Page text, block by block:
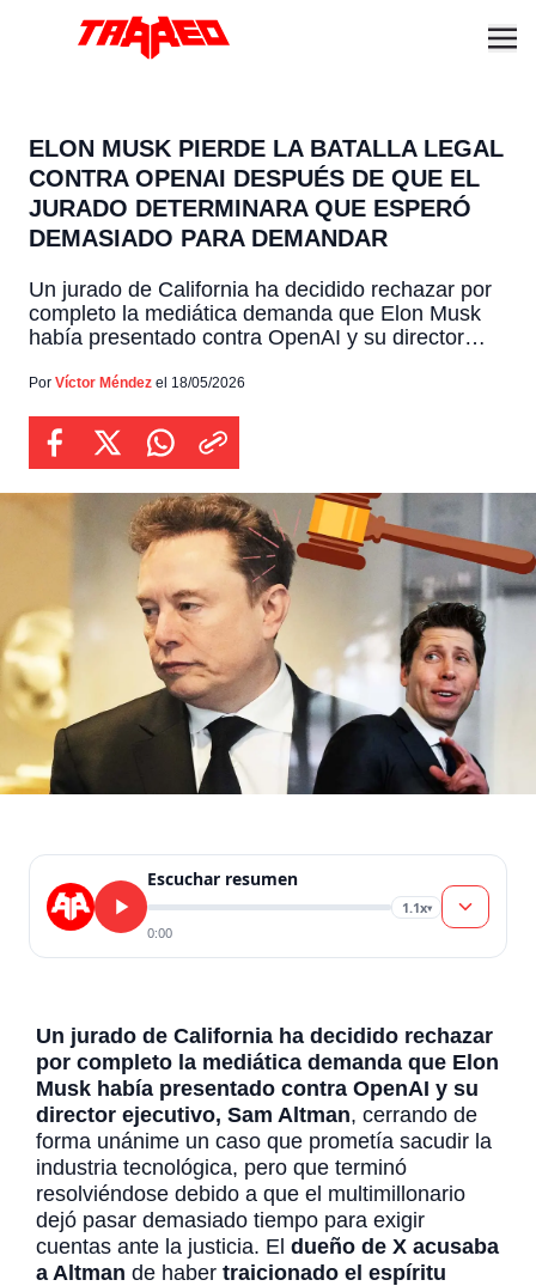
ELON MUSK PIERDE LA BATALLA LEGAL
CONTRA OPENAI DESPUÉS DE QUE EL
JURADO DETERMINARA QUE ESPERÓ
DEMASIADO PARA DEMANDAR
Un jurado de California ha decidido rechazar por
completo la mediática demanda que Elon Musk
había presentado contra OpenAI y su director
unánime un caso que prometía sacudir la
resolviéndose debido a que el multimillonario dejó
pasar demasiado tiempo para exigir cuentas ante
Por Víctor Méndez el 18/05/2026
Escuchar resumen
1.1x▾
0:00
Un jurado de California ha decidido rechazar
por completo la mediática demanda que Elon
Musk había presentado contra OpenAI y su
director ejecutivo, Sam Altman, cerrando de
forma unánime un caso que prometía sacudir la
industria tecnológica, pero que terminó
resolviéndose debido a que el multimillonario
dejó pasar demasiado tiempo para exigir
cuentas ante la justicia. El dueño de X acusaba
a Altman de haber traicionado el espíritu